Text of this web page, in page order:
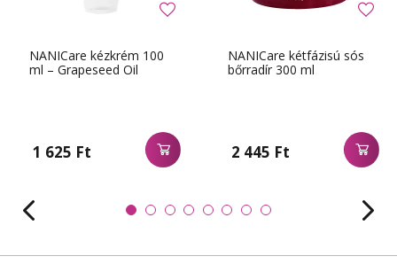
NANICare kézkrém 100
ml – Grapeseed Oil
1 625 Ft
NANICare kétfázisú sós
bőrradír 300 ml
2 445 Ft